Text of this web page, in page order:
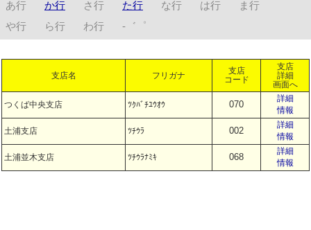
あ行 か行 さ行 た行 な行 は行
ま行
や行
ら行 わ行 -゛゜
支店名 フリガナ
支店
コード
支店
詳細
画面へ
つくば中央支店 ﾂｸﾊﾞﾁﾕｳｵｳ 070
詳細
情報
土浦支店 ﾂﾁｳﾗ 002
詳細
情報
土浦並木支店 ﾂﾁｳﾗﾅﾐｷ 068
詳細
情報